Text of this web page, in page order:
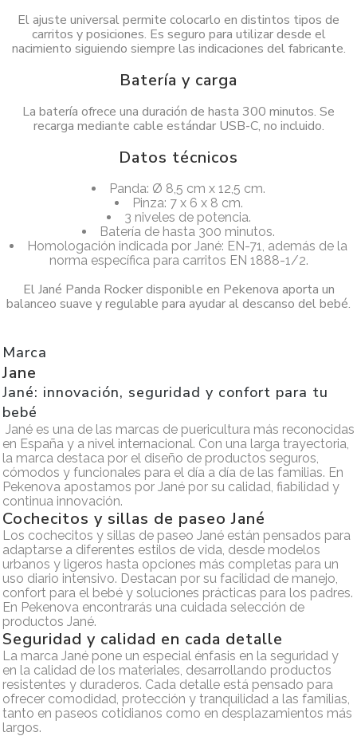
El ajuste universal permite colocarlo en distintos tipos de
carritos y posiciones. Es seguro para utilizar desde el
nacimiento siguiendo siempre las indicaciones del fabricante.
Batería y carga
La batería ofrece una duración de hasta 300 minutos. Se
recarga mediante cable estándar USB-C, no incluido.
Datos técnicos
Panda: Ø 8,5 cm x 12,5 cm.
Pinza: 7 x 6 x 8 cm.
3 niveles de potencia.
Batería de hasta 300 minutos.
Homologación indicada por Jané: EN-71, además de la
norma específica para carritos EN 1888-1/2.
El Jané Panda Rocker disponible en Pekenova aporta un
balanceo suave y regulable para ayudar al descanso del bebé.
Marca
Jane
Jané: innovación, seguridad y confort para tu
bebé
Jané es una de las marcas de puericultura más reconocidas
en España y a nivel internacional. Con una larga trayectoria,
la marca destaca por el diseño de productos seguros,
cómodos y funcionales para el día a día de las familias. En
Pekenova apostamos por Jané por su calidad, fiabilidad y
continua innovación.
Cochecitos y sillas de paseo Jané
Los cochecitos y sillas de paseo Jané están pensados para
adaptarse a diferentes estilos de vida, desde modelos
urbanos y ligeros hasta opciones más completas para un
uso diario intensivo. Destacan por su facilidad de manejo,
confort para el bebé y soluciones prácticas para los padres.
En Pekenova encontrarás una cuidada selección de
productos Jané.
Seguridad y calidad en cada detalle
La marca Jané pone un especial énfasis en la seguridad y
en la calidad de los materiales, desarrollando productos
resistentes y duraderos. Cada detalle está pensado para
ofrecer comodidad, protección y tranquilidad a las familias,
tanto en paseos cotidianos como en desplazamientos más
largos.